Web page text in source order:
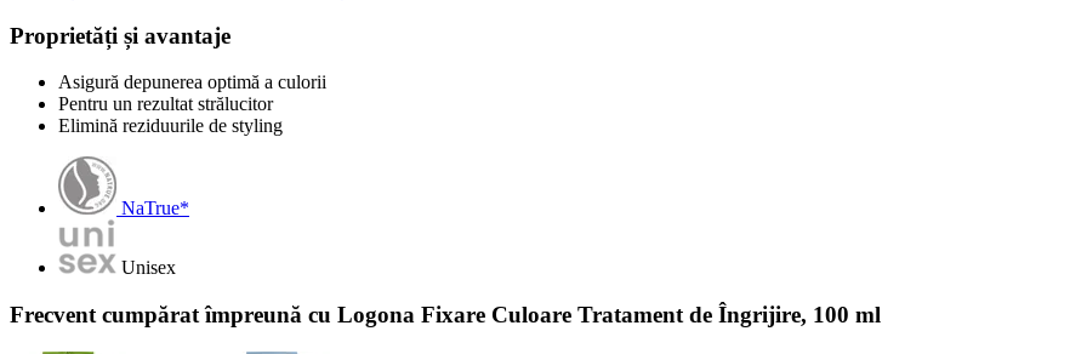
Proprietăți și avantaje
Asigură depunerea optimă a culorii
Pentru un rezultat strălucitor
Elimină reziduurile de styling
NaTrue*
Unisex
Frecvent cumpărat împreună cu Logona Fixare Culoare Tratament de Îngrijire, 100 ml